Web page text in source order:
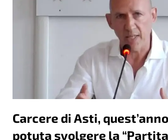
Carcere di Asti,
potuta svolgere la